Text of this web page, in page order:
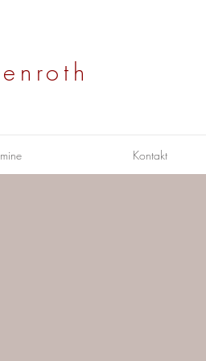
Kontakt